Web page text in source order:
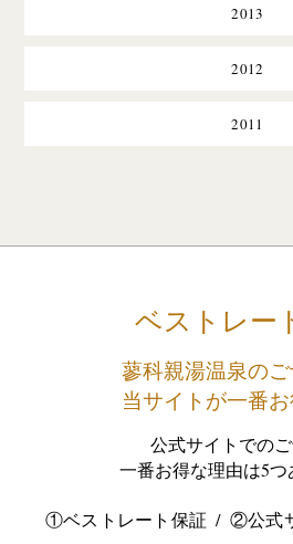
2013
2012
2011
ベストレー
蓼科親湯温泉のご
当サイトが一番お
公式サイトでの
一番お得な理由は5つ
①ベストレート保証
②公式